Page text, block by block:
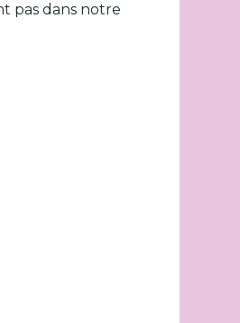
pas dans notre